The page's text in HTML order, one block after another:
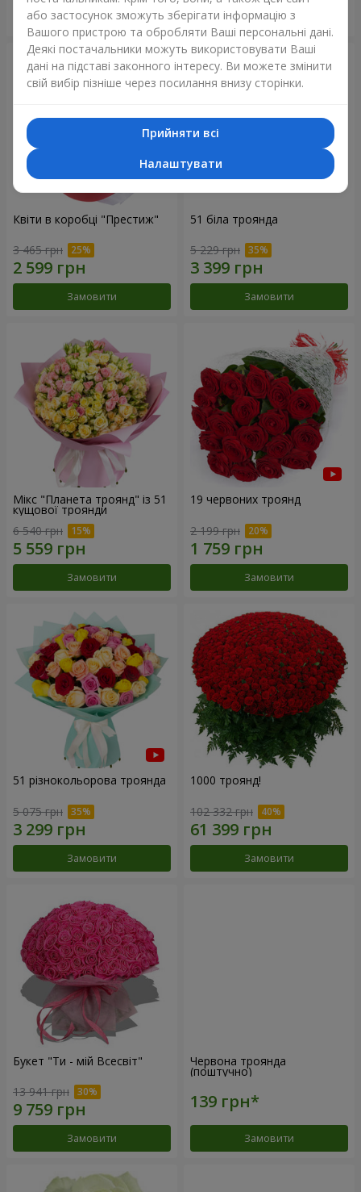
Замовити Замовити
Квіти в коробці "Престиж"
3 465 грн
Замовити
51 біла троянда
5 229 грн
Замовити
Мікс "Планета троянд" із 51
кущової троянди
6 540 грн
Замовити
19 червоних троянд
2 199 грн
Замовити
51 різнокольорова троянда
5 075 грн
Замовити
1000 троянд!
102 332 грн
Замовити
Букет "Ти - мій Всесвіт"
13 941 грн
Замовити
Червона троянда
(поштучно)
Замовити
або застосунок зможуть зберігати інформацію з
Вашого пристрою та обробляти Ваші персональні дані.
Деякі постачальники можуть використовувати Ваші
дані на підставі законного інтересу. Ви можете змінити
свій вибір пізніше через посилання внизу сторінки.
Прийняти всі
Налаштувати